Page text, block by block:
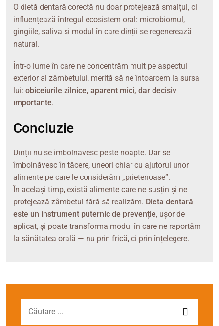
O dietă dentară corectă nu doar protejează smalțul, ci
influențează întregul ecosistem oral: microbiomul,
gingiile, saliva și modul în care dinții se regenerează
natural.
Într-o lume în care ne concentrăm mult pe aspectul
exterior al zâmbetului, merită să ne întoarcem la sursa
lui: obiceiurile zilnice, aparent mici, dar decisiv
importante.
Concluzie
Dinții nu se îmbolnăvesc peste noapte. Dar se
îmbolnăvesc în tăcere, uneori chiar cu ajutorul unor
alimente pe care le considerăm „prietenoase”.
În același timp, există alimente care ne susțin și ne
protejează zâmbetul fără să realizăm. Dieta dentară
este un instrument puternic de prevenție, ușor de
aplicat, și poate transforma modul în care ne raportăm
la sănătatea orală — nu prin frică, ci prin înțelegere.